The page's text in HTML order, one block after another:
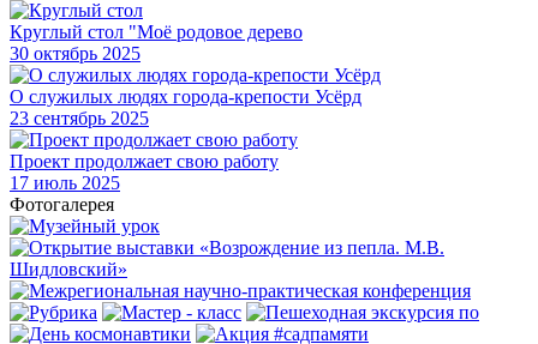
Круглый стол "Моё родовое дерево
30 октябрь 2025
О служилых людях города-крепости Усёрд
23 сентябрь 2025
Проект продолжает свою работу
17 июль 2025
Фотогалерея